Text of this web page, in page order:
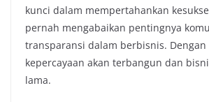
kunci dalam mempertahankan
pernah mengabaikan pentingnya
transparansi dalam berbisnis. Dengan
kepercayaan akan terbangun dan
lama.